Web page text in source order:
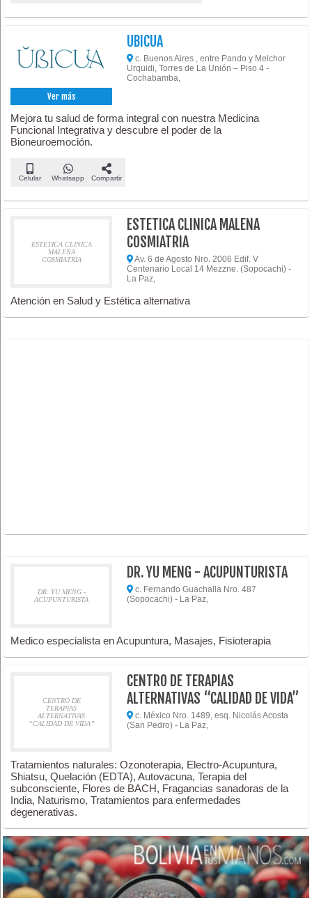
Ver más
UBICUA
c. Buenos Aires , entre Pando y Melchor
Urquidi, Torres de La Unión – Piso 4 -
Cochabamba,
Mejora tu salud de forma integral con nuestra Medicina
Funcional Integrativa y descubre el poder de la
Bioneuroemoción.
Celular Whatsapp Compartir
ESTETICA CLINICA
MALENA
COSMIATRIA
ESTETICA CLINICA MALENA
COSMIATRIA
Av. 6 de Agosto Nro. 2006 Edif. V
Centenario Local 14 Mezzne. (Sopocachi) -
La Paz,
Atención en Salud y Estética alternativa
DR. YU MENG -
ACUPUNTURISTA
DR. YU MENG - ACUPUNTURISTA
c. Fernando Guachalla Nro. 487
(Sopocachi) - La Paz,
Medico especialista en Acupuntura, Masajes, Fisioterapia
CENTRO DE
TERAPIAS
ALTERNATIVAS
“CALIDAD DE VIDA”
CENTRO DE TERAPIAS
ALTERNATIVAS “CALIDAD DE VIDA”
c. México Nro. 1489, esq. Nicolás Acosta
(San Pedro) - La Paz,
Tratamientos naturales: Ozonoterapia, Electro-Acupuntura,
Shiatsu, Quelación (EDTA), Autovacuna, Terapia del
subconsciente, Flores de BACH, Fragancias sanadoras de la
India, Naturismo, Tratamientos para enfermedades
degenerativas.